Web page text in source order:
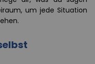
um jede Situation